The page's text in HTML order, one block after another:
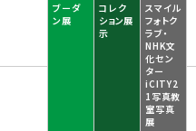
ブーダ
ン展
コレク
ション展
示
スマイル
フォトク
ラブ・
NHK文
化セン
ター
iCITY2
1写真教
室写真
展